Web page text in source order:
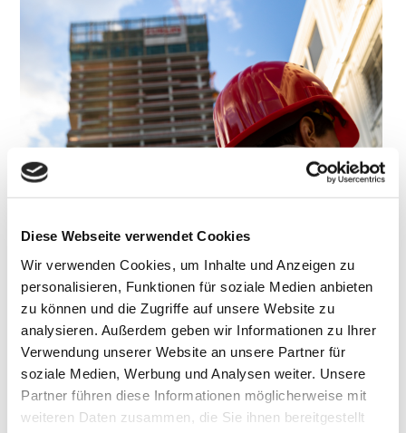
Diese Webseite verwendet Cookies
Wir verwenden Cookies, um Inhalte und Anzeigen zu
personalisieren, Funktionen für soziale Medien anbieten
zu können und die Zugriffe auf unsere Website zu
analysieren. Außerdem geben wir Informationen zu Ihrer
Verwendung unserer Website an unsere Partner für
soziale Medien, Werbung und Analysen weiter. Unsere
Partner führen diese Informationen möglicherweise mit
weiteren Daten zusammen, die Sie ihnen bereitgestellt